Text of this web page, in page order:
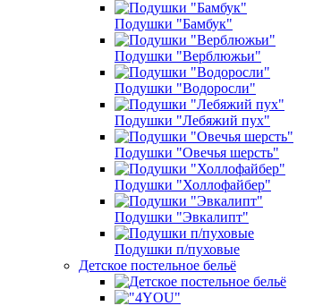
Подушки "Бамбук"
Подушки "Верблюжьи"
Подушки "Водоросли"
Подушки "Лебяжий пух"
Подушки "Овечья шерсть"
Подушки "Холлофайбер"
Подушки "Эвкалипт"
Подушки п/пуховые
Детское постельное бельё